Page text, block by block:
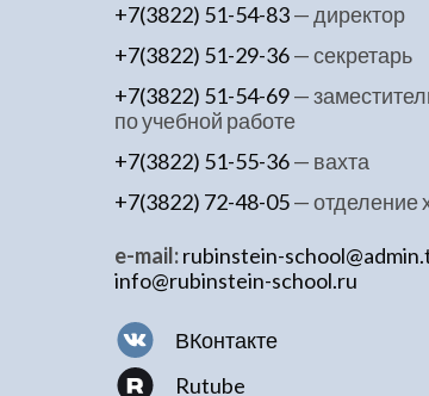
+7(3822) 51-54-83— директор
+7(3822) 51-29-36— секретарь
+7(3822) 51-54-69—
по учебной работе
+7(3822) 51-55-36— вахта
+7(3822) 72-48-05— отделение
e-mail:rubinstein-
info@rubinstein-school.ru
ВКонтакте
Rutube